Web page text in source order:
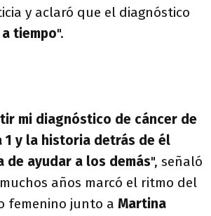
y aclaró que el diagnóstico
tiempo".
mi diagnóstico de cáncer de
1 y la historia detrás de él
de ayudar a los demás", señaló
años marcó el ritmo del
femenino junto a Martina